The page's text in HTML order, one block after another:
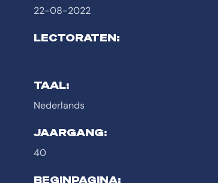
22-08-2022
LECTORATEN:
TAAL:
Nederlands
JAARGANG:
40
BEGINPAGINA: